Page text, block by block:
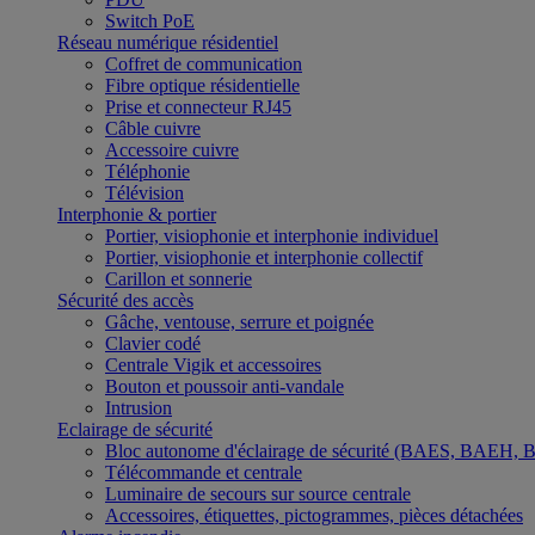
Switch PoE
Réseau numérique résidentiel
Coffret de communication
Fibre optique résidentielle
Prise et connecteur RJ45
Câble cuivre
Accessoire cuivre
Téléphonie
Télévision
Interphonie & portier
Portier, visiophonie et interphonie individuel
Portier, visiophonie et interphonie collectif
Carillon et sonnerie
Sécurité des accès
Gâche, ventouse, serrure et poignée
Clavier codé
Centrale Vigik et accessoires
Bouton et poussoir anti-vandale
Intrusion
Eclairage de sécurité
Bloc autonome d'éclairage de sécurité (BAES,
Télécommande et centrale
Luminaire de secours sur source centrale
Accessoires, étiquettes, pictogrammes, pièces détachées